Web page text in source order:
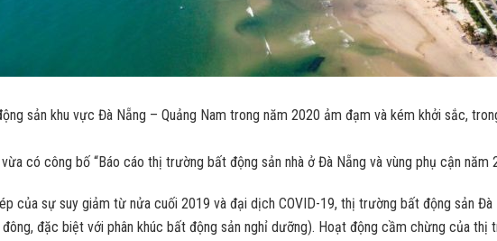
sản khu vực Đà Nẵng – Quảng Nam trong năm 2020 ảm đạm và kém khởi sắc,
có công bố “Báo cáo thị trường bất động sản nhà ở Đà Nẵng và vùng phụ cận năm
của sự suy giảm từ nửa cuối 2019 và đại dịch COVID-19, thị trường bất động sản
đặc biệt với phân khúc bất động sản nghỉ dưỡng). Hoạt động cầm chừng của